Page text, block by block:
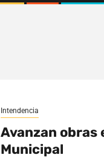
Intendencia
Avanzan obras
Municipal